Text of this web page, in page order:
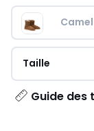
Camel
Taille
Guide des